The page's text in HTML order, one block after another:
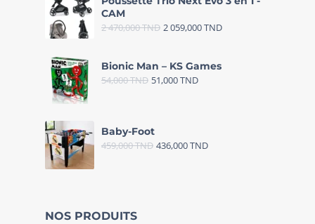
CAM
2 470,000TND 2 059,000TND
Bionic Man – KS Games
54,000TND 51,000TND
Baby-Foot
459,000TND 436,000TND
NOS PRODUITS